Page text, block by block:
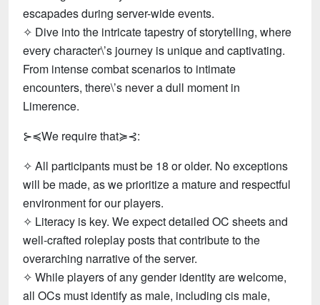
escapades during server-wide events.
✧ Dive into the intricate tapestry of storytelling, where
every character\’s journey is unique and captivating.
From intense combat scenarios to intimate
encounters, there\’s never a dull moment in
Limerence.
⊱≼We require that≽⊰:
✧ All participants must be 18 or older. No exceptions
will be made, as we prioritize a mature and respectful
environment for our players.
✧ Literacy is key. We expect detailed OC sheets and
well-crafted roleplay posts that contribute to the
overarching narrative of the server.
✧ While players of any gender identity are welcome,
all OCs must identify as male, including cis male,